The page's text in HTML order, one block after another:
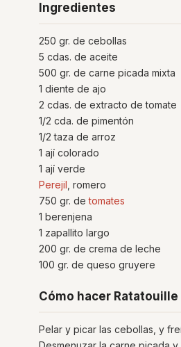
Ingredientes
250 gr. de cebollas
5 cdas. de aceite
500 gr. de carne picada mixta
1 diente de ajo
2 cdas. de extracto de tomate
1/2 cda. de pimentón
1/2 taza de arroz
1 ají colorado
1 ají verde
Perejil , romero
750 gr. detomates
1 berenjena
1 zapallito largo
200 gr. de crema de leche
100 gr. de queso gruyere
Cómo hacer
Pelar y picar las cebollas, y